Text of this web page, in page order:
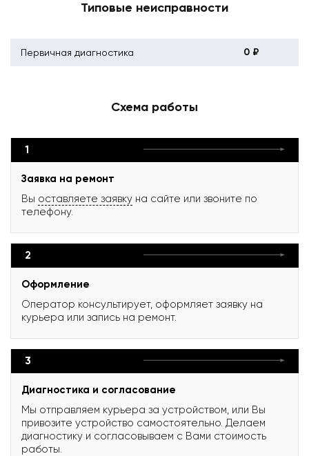
Типовые неисправности
Первичная диагностика 0 ₽
Схема работы
1
Заявка на ремонт
Вы оставляете заявку на сайте или звоните по
телефону.
2
Оформление
Оператор консультирует, оформляет заявку на
курьера или запись на ремонт.
3
Диагностика и согласование
Мы отправляем курьера за устройством, или Вы
привозите устройство самостоятельно. Делаем
диагностику и согласовываем с Вами стоимость
работы.